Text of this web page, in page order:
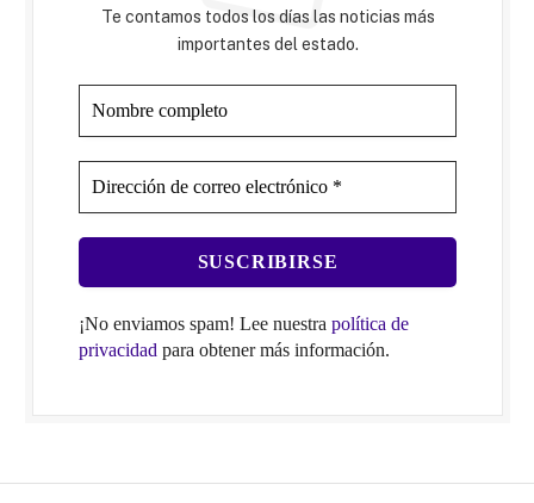
Te contamos todos los días las noticias más
importantes del estado.
¡No enviamos spam! Lee nuestra política de
privacidad para obtener más información.